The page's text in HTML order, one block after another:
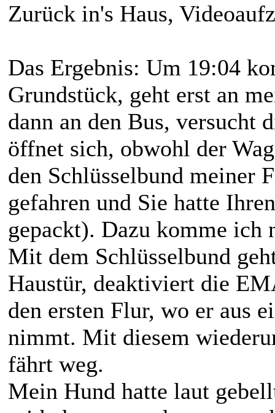
Zurück in's Haus,
Das Ergebnis: Um 19:04
Grundstück, geht erst an
dann an den Bus, versucht
öffnet sich, obwohl der
den Schlüsselbund meiner
gefahren und Sie hatte
gepackt). Dazu komme ich
Mit dem Schlüsselbund
Haustür, deaktiviert die
den ersten Flur, wo er aus
nimmt. Mit diesem
fährt weg.
Mein Hund hatte laut